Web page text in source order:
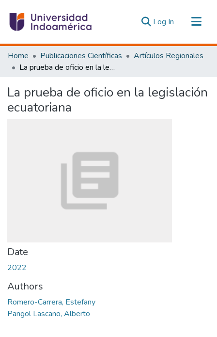
Log In (current)
Communities & Collections
All of DSpace
Estadísticas Externas
Home Publicaciones Científicas
Artículos Regionales
La prueba de oficio en la legislación ecuatoriana
La prueba de oficio en la legislación
ecuatoriana
Date
2022
Authors
Romero-Carrera, Estefany
Pangol Lascano, Alberto